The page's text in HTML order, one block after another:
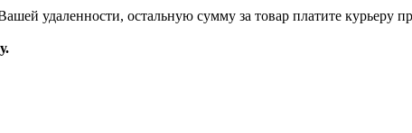
удаленности, остальную сумму за товар платите курьеру